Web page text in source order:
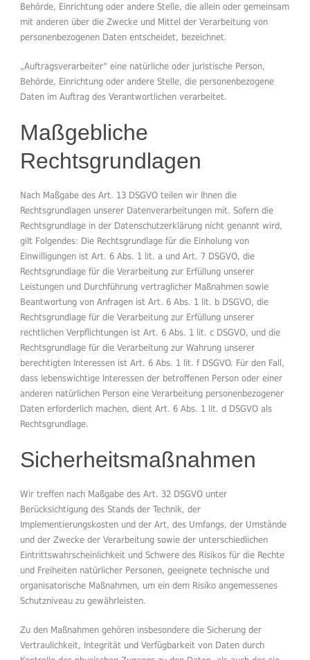
Behörde, Einrichtung oder andere Stelle, die allein oder gemeinsam
mit anderen über die Zwecke und Mittel der Verarbeitung von
personenbezogenen Daten entscheidet, bezeichnet.
„Auftragsverarbeiter“ eine natürliche oder juristische Person,
Behörde, Einrichtung oder andere Stelle, die personenbezogene
Daten im Auftrag des Verantwortlichen verarbeitet.
Maßgebliche
Rechtsgrundlagen
Nach Maßgabe des Art. 13 DSGVO teilen wir Ihnen die
Rechtsgrundlagen unserer Datenverarbeitungen mit. Sofern die
Rechtsgrundlage in der Datenschutzerklärung nicht genannt wird,
gilt Folgendes: Die Rechtsgrundlage für die Einholung von
Einwilligungen ist Art. 6 Abs. 1 lit. a und Art. 7 DSGVO, die
Rechtsgrundlage für die Verarbeitung zur Erfüllung unserer
Leistungen und Durchführung vertraglicher Maßnahmen sowie
Beantwortung von Anfragen ist Art. 6 Abs. 1 lit. b DSGVO, die
Rechtsgrundlage für die Verarbeitung zur Erfüllung unserer
rechtlichen Verpflichtungen ist Art. 6 Abs. 1 lit. c DSGVO, und die
Rechtsgrundlage für die Verarbeitung zur Wahrung unserer
berechtigten Interessen ist Art. 6 Abs. 1 lit. f DSGVO. Für den Fall,
dass lebenswichtige Interessen der betroffenen Person oder einer
anderen natürlichen Person eine Verarbeitung personenbezogener
Daten erforderlich machen, dient Art. 6 Abs. 1 lit. d DSGVO als
Rechtsgrundlage.
Sicherheitsmaßnahmen
Wir treffen nach Maßgabe des Art. 32 DSGVO unter
Berücksichtigung des Stands der Technik, der
Implementierungskosten und der Art, des Umfangs, der Umstände
und der Zwecke der Verarbeitung sowie der unterschiedlichen
Eintrittswahrscheinlichkeit und Schwere des Risikos für die Rechte
und Freiheiten natürlicher Personen, geeignete technische und
organisatorische Maßnahmen, um ein dem Risiko angemessenes
Schutzniveau zu gewährleisten.
Zu den Maßnahmen gehören insbesondere die Sicherung der
Vertraulichkeit, Integrität und Verfügbarkeit von Daten durch